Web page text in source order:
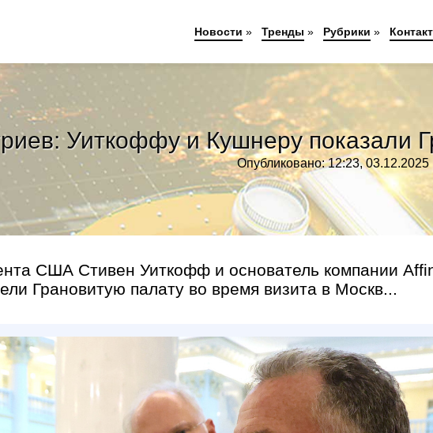
Уиткоффу и Кушнеру показали
Опубликовано: 12:23, 03.12.2025
США Стивен Уиткофф и основатель компании
Грановитую палату во время визита в Москв...
Новости » Тренды » Рубрики » Контакт